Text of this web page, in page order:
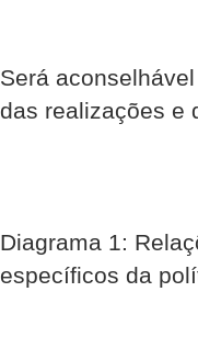
Será
das realizações e
Diagrama 1:
específicos da